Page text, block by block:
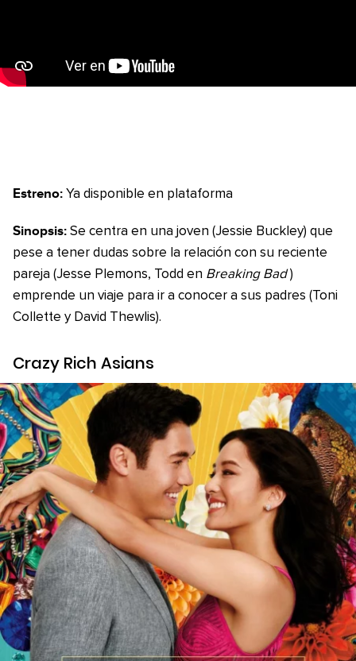
Estreno: Ya disponible en plataforma
Sinopsis: Se centra en una joven (Jessie Buckley) que
pese a tener dudas sobre la relación con su reciente
pareja (Jesse Plemons, Todd en Breaking Bad )
emprende un viaje para ir a conocer a sus padres (Toni
Collette y David Thewlis).
Crazy Rich Asians